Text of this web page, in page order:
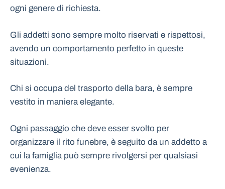
ogni genere di richiesta.
Gli addetti sono sempre molto riservati e rispettosi,
avendo un comportamento perfetto in queste
situazioni.
Chi si occupa del trasporto della bara, è sempre
vestito in maniera elegante.
Ogni passaggio che deve esser svolto per
organizzare il rito funebre, è seguito da un addetto a
cui la famiglia può sempre rivolgersi per qualsiasi
evenienza.